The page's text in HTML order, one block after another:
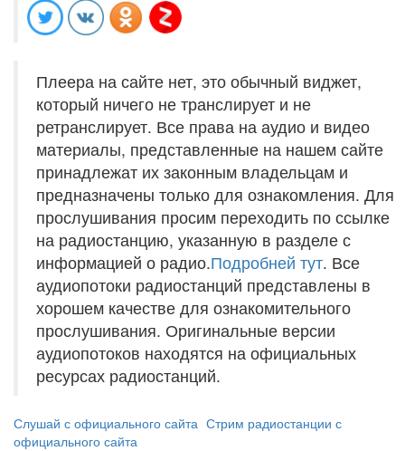
Плеера на сайте нет, это обычный виджет,
который ничего не транслирует и не
ретранслирует. Все права на аудио и видео
материалы, представленные на нашем сайте
принадлежат их законным владельцам и
предназначены только для ознакомления. Для
прослушивания просим переходить по ссылке
на радиостанцию, указанную в разделе с
информацией о радио.Подробней тут. Все
аудиопотоки радиостанций представлены в
хорошем качестве для ознакомительного
прослушивания. Оригинальные версии
аудиопотоков находятся на официальных
ресурсах радиостанций.
Слушай с официального сайта Стрим радиостанции с
официального сайта